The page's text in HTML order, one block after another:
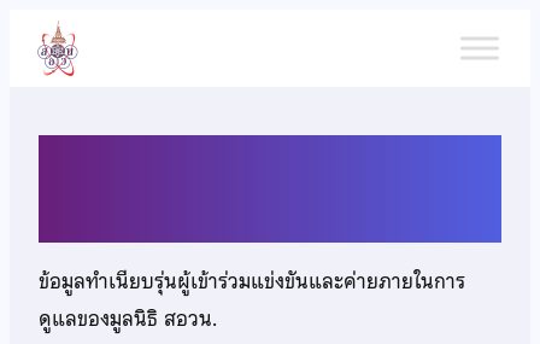
เนื้อหา
ข้อมูลทำเนียบรุ่นผู้เข้าร่วมแข่งขันและค่ายภายในการ
ดูแลของมูลนิธิ สอวน.